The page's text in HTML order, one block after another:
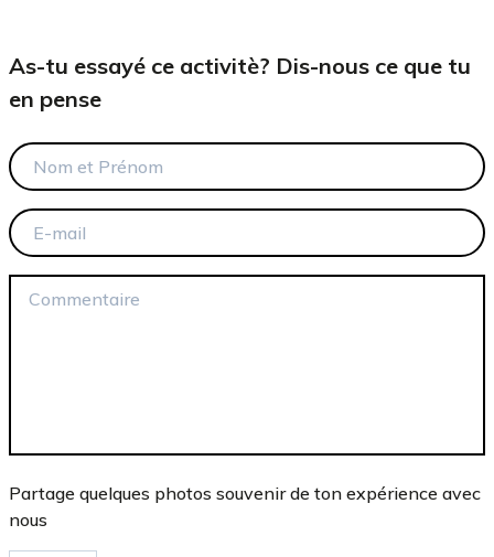
As-tu essayé ce activitè? Dis-nous ce que tu
en pense
Partage quelques photos souvenir de ton expérience avec
nous